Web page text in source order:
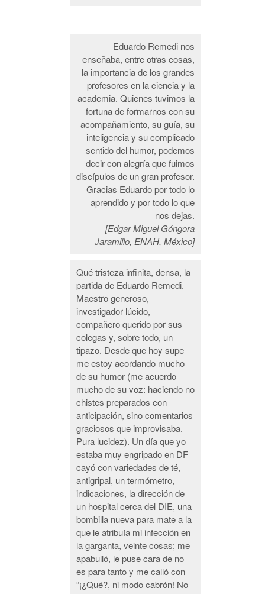
Eduardo Remedi nos
enseñaba, entre otras cosas,
la importancia de los grandes
profesores en la ciencia y la
academia. Quienes tuvimos la
fortuna de formarnos con su
acompañamiento, su guía, su
inteligencia y su complicado
sentido del humor, podemos
decir con alegría que fuimos
discípulos de un gran profesor.
Gracias Eduardo por todo lo
aprendido y por todo lo que
nos dejas.
[Edgar Miguel Góngora
Jaramillo, ENAH, México]
Qué tristeza infinita, densa, la
partida de Eduardo Remedi.
Maestro generoso,
investigador lúcido,
compañero querido por sus
colegas y, sobre todo, un
tipazo. Desde que hoy supe
me estoy acordando mucho
de su humor (me acuerdo
mucho de su voz: haciendo no
chistes preparados con
anticipación, sino comentarios
graciosos que improvisaba.
Pura lucidez). Un día que yo
estaba muy engripado en DF
cayó con variedades de té,
antigripal, un termómetro,
indicaciones, la dirección de
un hospital cerca del DIE, una
bombilla nueva para mate a la
que le atribuía mi infección en
la garganta, veinte cosas; me
apabulló, le puse cara de no
es para tanto y me calló con
“¡¿Qué?, ni modo cabrón! No